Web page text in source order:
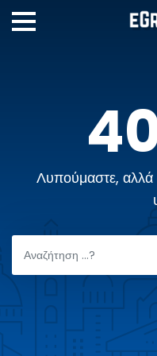
Λυπούμαστε, αλλά